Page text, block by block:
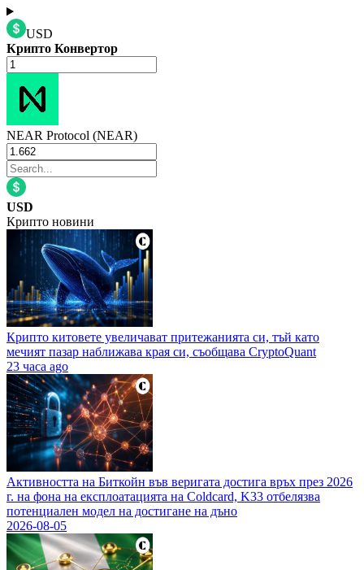
USD
Крипто Конвертор
NEAR Protocol (NEAR)
USD
Крипто новини
Крипто китовете увеличават притежанията си, тъй като
мечият пазар наближава края си, съобщава CryptoQuant
23 часа ago
Активността на Биткойн във веригата достига връх през 2026
г. на фона на експлоатацията на Coldcard, K33 отбелязва
потенциален модел на достигане на дъно
2026-08-05